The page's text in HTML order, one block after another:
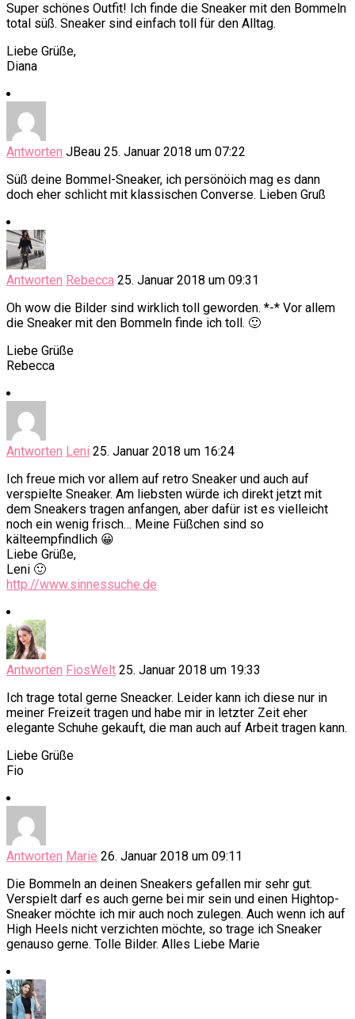
Super schönes Outfit! Ich finde die Sneaker mit den Bommeln
total süß. Sneaker sind einfach toll für den Alltag.
Liebe Grüße,
Diana
Antworten JBeau 25. Januar 2018 um 07:22
Süß deine Bommel-Sneaker, ich persönöich mag es dann
doch eher schlicht mit klassischen Converse. Lieben Gruß
Antworten Rebecca 25. Januar 2018 um 09:31
Oh wow die Bilder sind wirklich toll geworden. *-* Vor allem
die Sneaker mit den Bommeln finde ich toll. 🙂
Liebe Grüße
Rebecca
Antworten Leni 25. Januar 2018 um 16:24
Ich freue mich vor allem auf retro Sneaker und auch auf
verspielte Sneaker. Am liebsten würde ich direkt jetzt mit
dem Sneakers tragen anfangen, aber dafür ist es vielleicht
noch ein wenig frisch… Meine Füßchen sind so
kälteempfindlich 😀
Liebe Grüße,
Leni 🙂
http://www.sinnessuche.de
Antworten FiosWelt 25. Januar 2018 um 19:33
Ich trage total gerne Sneacker. Leider kann ich diese nur in
meiner Freizeit tragen und habe mir in letzter Zeit eher
elegante Schuhe gekauft, die man auch auf Arbeit tragen kann.
Liebe Grüße
Fio
Antworten Marie 26. Januar 2018 um 09:11
Die Bommeln an deinen Sneakers gefallen mir sehr gut.
Verspielt darf es auch gerne bei mir sein und einen Hightop-
Sneaker möchte ich mir auch noch zulegen. Auch wenn ich auf
High Heels nicht verzichten möchte, so trage ich Sneaker
genauso gerne. Tolle Bilder. Alles Liebe Marie